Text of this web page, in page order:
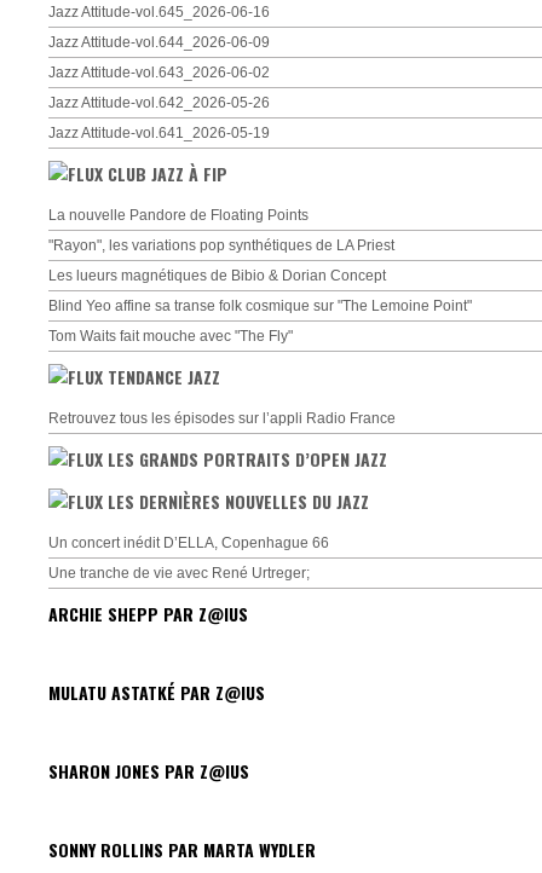
Jazz Attitude-vol.645_2026-06-16
Jazz Attitude-vol.644_2026-06-09
Jazz Attitude-vol.643_2026-06-02
Jazz Attitude-vol.642_2026-05-26
Jazz Attitude-vol.641_2026-05-19
CLUB JAZZ À FIP
La nouvelle Pandore de Floating Points
"Rayon", les variations pop synthétiques de LA Priest
Les lueurs magnétiques de Bibio & Dorian Concept
Blind Yeo affine sa transe folk cosmique sur "The Lemoine Point"
Tom Waits fait mouche avec "The Fly"
TENDANCE JAZZ
Retrouvez tous les épisodes sur l’appli Radio France
LES GRANDS PORTRAITS D’OPEN JAZZ
LES DERNIÈRES NOUVELLES DU JAZZ
Un concert inédit D’ELLA, Copenhague 66
Une tranche de vie avec René Urtreger;
ARCHIE SHEPP PAR Z@IUS
MULATU ASTATKÉ PAR Z@IUS
SHARON JONES PAR Z@IUS
SONNY ROLLINS PAR MARTA WYDLER